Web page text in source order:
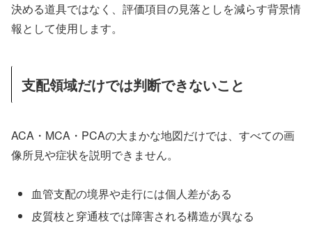
決める道具ではなく、評価項目の見落としを減らす背景情
報として使用します。
支配領域だけでは判断できないこと
ACA・MCA・PCAの大まかな地図だけでは、すべての画
像所見や症状を説明できません。
血管支配の境界や走行には個人差がある
皮質枝と穿通枝では障害される構造が異なる